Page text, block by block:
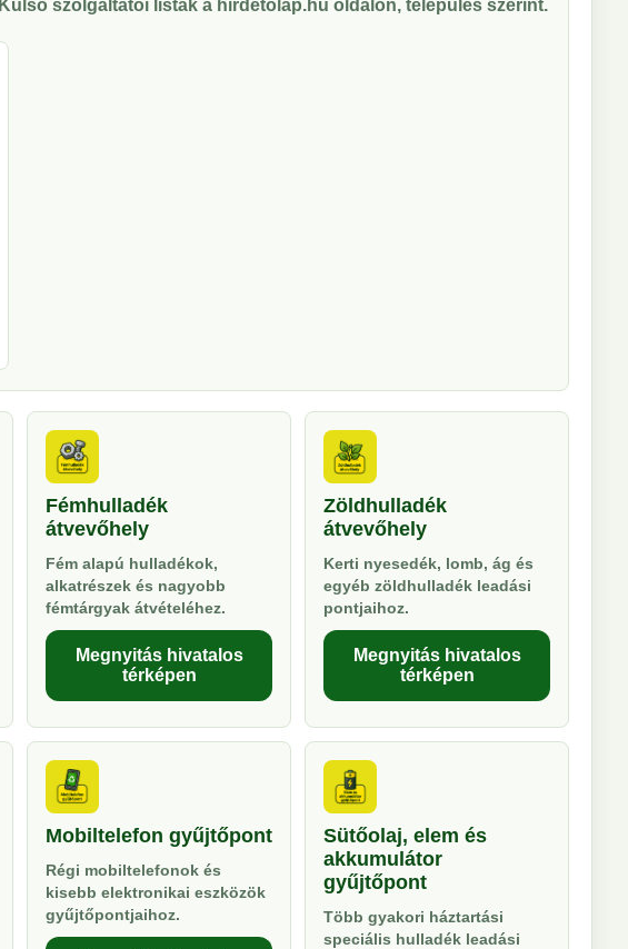
Külső szolgáltatói listák a hirdetolap.hu oldalon, település szerint.
Fémhulladék
átvevőhely
Fém alapú hulladékok,
alkatrészek és nagyobb
fémtárgyak átvételéhez.
Megnyitás hivatalos
térképen
Zöldhulladék
átvevőhely
Kerti nyesedék, lomb, ág és
egyéb zöldhulladék leadási
pontjaihoz.
Megnyitás hivatalos
térképen
Mobiltelefon gyűjtőpont
Régi mobiltelefonok és
kisebb elektronikai eszközök
gyűjtőpontjaihoz.
Sütőolaj, elem és
akkumulátor
gyűjtőpont
Több gyakori háztartási
speciális hulladék leadási